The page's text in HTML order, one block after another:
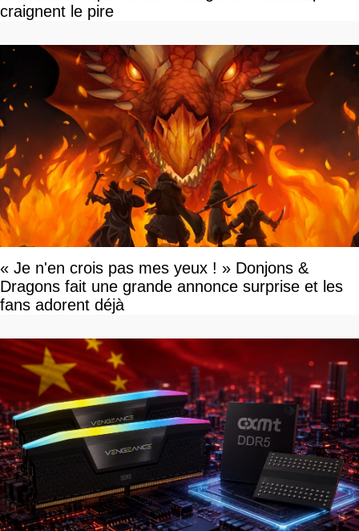
craignent le pire
« Je n'en crois pas mes yeux ! » Donjons &
Dragons fait une grande annonce surprise et les
fans adorent déjà